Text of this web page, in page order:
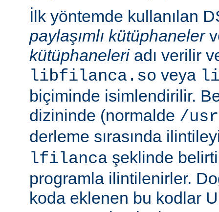
İlk yöntemde kullanılan
paylaşımlı kütüphaneler
kütüphaneleriadı verilir
libfilanca.so veya
biçiminde isimlendirilir.
dizininde (normalde /
derleme sırasında
lfilanca şeklinde
programla ilintilenirler.
koda eklenen bu kodlar